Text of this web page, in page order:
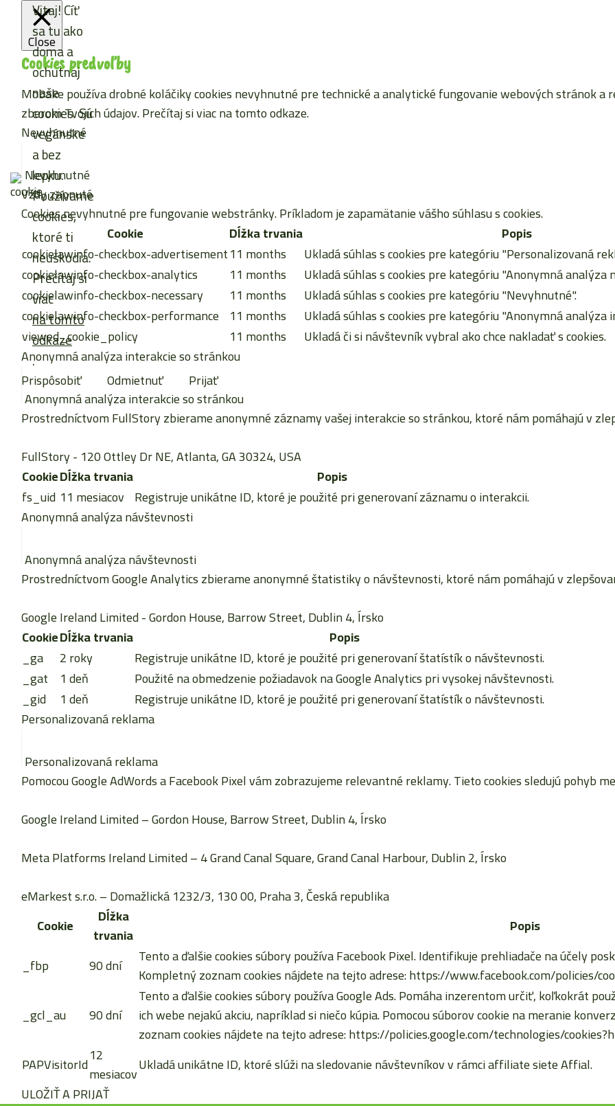
Vitaj! Cíť
sa tu ako
doma a
ochutnaj
naše
cookies. Sú
vegánske
a bez
lepku.
Používame
cookies,
ktoré ti
neuškodia.
Prečítaj si
viac
na tomto
odkaze
.
Prispôsobiť Odmietnuť Prijať
Close
Cookies predvoľby
Mobake používa drobné koláčiky cookies nevyhnutné pre technické a analytické fungovanie webových stránok
zberom Tvojich údajov. Prečítaj si viacna tomto odkaze.
Nevyhnutné
Nevyhnutné
Vždy zapnuté
Cookies nevyhnutné pre fungovanie webstránky. Príkladom je zapamätanie vášho súhlasu s cookies.
Cookie
Dĺžka trvania
Popis
cookielawinfo-checkbox-advertisement11 months
Ukladá súhlas s cookies pre kategóriu "Personalizovaná
cookielawinfo-checkbox-analytics
11 months
Ukladá súhlas s cookies pre kategóriu "Anonymná analýza
cookielawinfo-checkbox-necessary
11 months
Ukladá súhlas s cookies pre kategóriu "Nevyhnutné".
cookielawinfo-checkbox-performance 11 months
Ukladá súhlas s cookies pre kategóriu "Anonymná analýza
viewed_cookie_policy
11 months
Ukladá či si návštevník vybral ako chce nakladať s cookies.
Anonymná analýza interakcie so stránkou
Anonymná analýza interakcie so stránkou
Prostredníctvom FullStory zbierame anonymné záznamy vašej interakcie so stránkou, ktoré nám pomáhajú v
FullStory- 120 Ottley Dr NE, Atlanta, GA 30324, USA
CookieDĺžka trvania
Popis
fs_uid 11 mesiacov Registruje unikátne ID, ktoré je použité pri generovaní záznamu o interakcii.
Anonymná analýza návštevnosti
Anonymná analýza návštevnosti
Prostredníctvom Google Analytics zbierame anonymné štatistiky o návštevnosti, ktoré nám pomáhajú v
Google Ireland Limited- Gordon House, Barrow Street, Dublin 4, Írsko
CookieDĺžka trvania
Popis
_ga
2 roky
Registruje unikátne ID, ktoré je použité pri generovaní štatístík o návštevnosti.
_gat
1 deň
Použité na obmedzenie požiadavok na Google Analytics pri vysokej návštevnosti.
_gid
1 deň
Registruje unikátne ID, ktoré je použité pri generovaní štatístík o návštevnosti.
Personalizovaná reklama
Personalizovaná reklama
Pomocou Google AdWords a Facebook Pixel vám zobrazujeme relevantné reklamy. Tieto cookies sledujú pohyb
Google Ireland Limited– Gordon House, Barrow Street, Dublin 4, Írsko
Meta Platforms Ireland Limited– 4 Grand Canal Square, Grand Canal Harbour, Dublin 2, Írsko
eMarkest s.r.o.– Domažlická 1232/3, 130 00, Praha 3, Česká republika
Cookie
Dĺžka
trvania
Popis
_fbp
90 dní
Tento a ďalšie cookies súbory používa Facebook Pixel. Identifikuje prehliadače na účely
Kompletný zoznam cookies nájdete na tejto adrese: https://www.facebook.com/policies/
_gcl_au
90 dní
Tento a ďalšie cookies súbory používa Google Ads. Pomáha inzerentom určiť, koľkokrát
ich webe nejakú akciu, napríklad si niečo kúpia. Pomocou súborov cookie na meranie
zoznam cookies nájdete na tejto adrese: https://policies.google.com/technologies/
PAPVisitorId12
mesiacovUkladá unikátne ID, ktoré slúži na sledovanie návštevníkov v rámci affiliate siete Affial.
ULOŽIŤ A PRIJAŤ